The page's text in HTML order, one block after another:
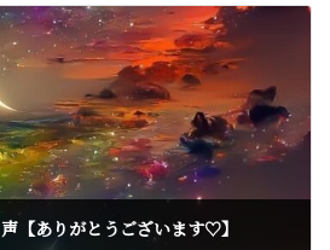
【ありがとうございます♡】